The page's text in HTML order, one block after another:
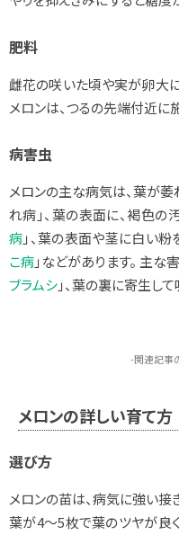
肥料
雌花の咲いた頃や実が卵大
メロンは、つるの先端付近に
病害虫
メロンの主な病気は、葉が萎
れ病」、葉の表面に、褐色の
病」、葉の表面や茎に白い
こ病」などがあります。 主
ブラムシ」、葉の裏に寄生し
-関連記事
メロンの詳しい育て方
選び方
メロンの苗は、病気に強い接
葉が4～5枚で葉のツヤが良